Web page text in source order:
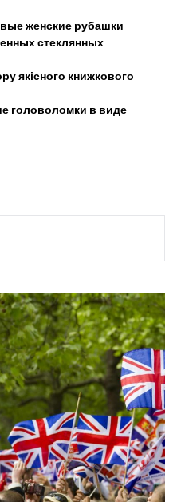
женские рубашки
стеклянных
якісного книжкового
головоломки в виде